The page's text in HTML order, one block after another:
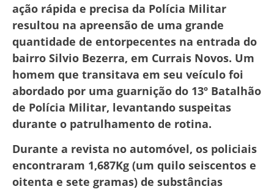
ação rápida e precisa da Polícia Militar
resultou na apreensão de uma grande
quantidade de entorpecentes na entrada do
bairro Silvio Bezerra, em Currais Novos. Um
homem que transitava em seu veículo foi
abordado por uma guarnição do 13º Batalhão
de Polícia Militar, levantando suspeitas
durante o patrulhamento de rotina.
Durante a revista no automóvel, os policiais
encontraram 1,687Kg (um quilo seiscentos e
oitenta e sete gramas) de substâncias